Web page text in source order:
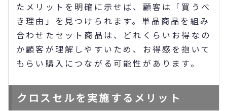
たメリットを明確に示せば、顧客は「買うべ
き理由」を見つけられます。単品商品を組み
合わせたセット商品は、どれくらいお得なの
か顧客が理解しやすいため、お得感を抱いて
もらい購入につながる可能性があります。
クロスセルを実施するメリット